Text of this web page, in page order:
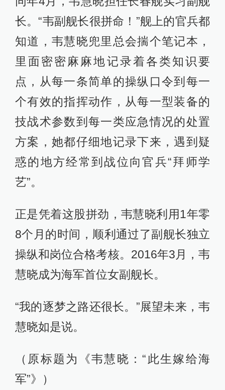
长。“韦副舰长很拼命！”舰上的官兵都
知道，韦慧晓兜里总会揣个笔记本，
里面密密麻麻地记录着各类知识要
点，从每一条简单的操纵口令到每一
个有效的指挥动作，从每一型装备的
技战术参数到每一类应急情况的处置
方案，她都仔细地记录下来，遇到疑
惑的地方经常到战位向官兵“拜师学
艺”。
正是凭着这股拼劲，韦慧晓利用1年零
8个月的时间，顺利通过了副舰长独立
操纵和岗位合格考核。2016年3月，韦
慧晓成为海军首位女副舰长。
“我的逐梦之路还很长。”展望未来，韦
慧晓如是说。
（原标题为《韦慧晓：“此生嫁给海
军”》）